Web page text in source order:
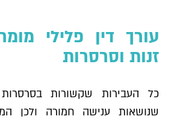
עורך דין פלילי
זנות וסרסרות
כל העבירות שקשורות בסרסרות
שנושאות ענישה חמורה ולכן